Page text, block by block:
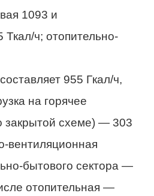
1093 и
ч; отопительно-
955 Гкал/ч,
на горячее
закрытой схеме) — 303
вентиляционная
бытового сектора —
отопительная —